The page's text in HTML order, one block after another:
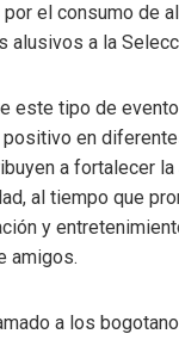
el consumo de
alusivos a la
este tipo de
positivo en
a fortalecer la
al tiempo que
y
amigos.
a los